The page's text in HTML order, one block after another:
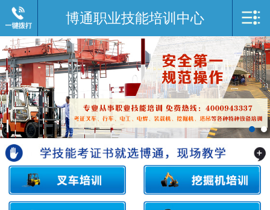
网站导航
MENU
网站首页
关于我们
培训项目
联系我们
博通职业技能培训中心